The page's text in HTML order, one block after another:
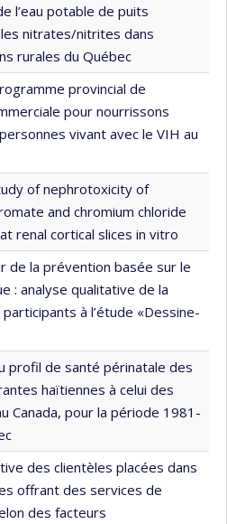
l’eau potable de puits
nitrates/nitrites dans
rurales du Québec
provincial de
pour nourrissons
vivant avec le VIH au
of nephrotoxicity of
and chromium chloride
renal cortical slices in vitro
de la prévention basée sur le
: analyse qualitative de la
à l’étude «Dessine-
profil de santé périnatale des
haïtiennes à celui des
Canada, pour la période 1981-
des clientèles placées dans
offrant des services de
des facteurs